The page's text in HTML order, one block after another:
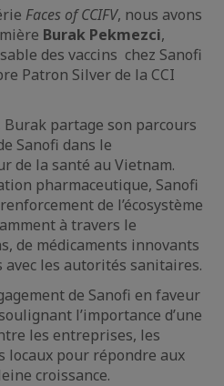
Faces of CCIFV, nous avons
Burak Pekmezci,
des vaccins chez Sanofi
Patron Silver de la CCI
partage son parcours
Sanofi dans le
de la santé au Vietnam.
pharmaceutique, Sanofi
de l’écosystème
à travers le
de médicaments innovants
les autorités sanitaires.
de Sanofi en faveur
l’importance d’une
les entreprises, les
pour répondre aux
croissance.